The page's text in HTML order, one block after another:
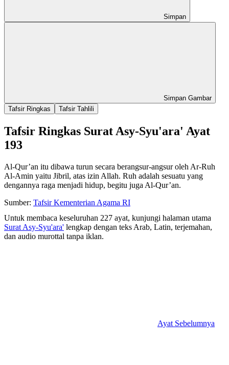
Simpan
Simpan Gambar
Tafsir Ringkas
Tafsir Tahlili
Tafsir Ringkas Surat Asy-Syu'ara' Ayat
193
Al-Qur’an itu dibawa turun secara berangsur-angsur oleh Ar-Ruh
Al-Amin yaitu Jibril, atas izin Allah. Ruh adalah sesuatu yang
dengannya raga menjadi hidup, begitu juga Al-Qur’an.
Sumber: Tafsir Kementerian Agama RI
Untuk membaca keseluruhan 227 ayat, kunjungi halaman utama
Surat Asy-Syu'ara' lengkap dengan teks Arab, Latin, terjemahan,
dan audio murottal tanpa iklan.
Ayat Sebelumnya